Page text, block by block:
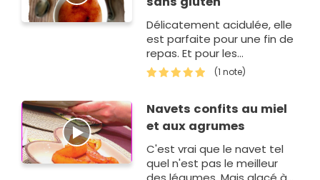
Délicatement acidulée, elle
est parfaite pour une fin de
repas. Et pour les
allergiques, sans oeuf et
sans gluten, alors pourquoi
(1 note)
Navets confits au miel
et aux agrumes
C'est vrai que le navet tel
quel n'est pas le meilleur